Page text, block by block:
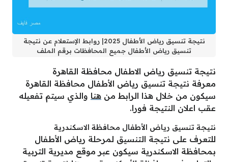
نتيجة تنسيق رياض الأطفال 2025| روابط الإستعلام عن نتيجة
تنسيق رياض الأطفال جميع المحافظات برقم الملف
نتيجة تنسيق رياض الاطفال محافظة القاهرة
معرفة نتيجة تنسيق رياض الأطفال محافظة القاهرة
سيكون من خلال هذا الرابط من هنا والذي سيتم تفعيله
عقب اعلان النتيجة فورا.
نتيجة تنسيق رياض الأطفال محافظة الاسكندرية
للتعرف على نتيجة التنسيق لمرحلة رياض الأطفال
بمحافظة الاسكندرية سيكون عبر موقع مديرية التربية